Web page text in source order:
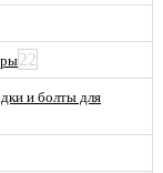
22
и болты для